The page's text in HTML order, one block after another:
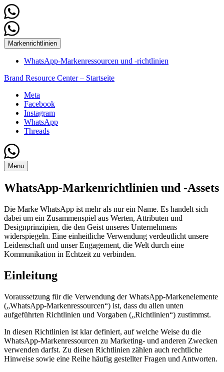
Markenrichtlinien
WhatsApp-Markenressourcen und ‑richtlinien
Brand Resource Center – Startseite
Meta
Facebook
Instagram
WhatsApp
Threads
Menu
WhatsApp-Markenrichtlinien und ‑Assets
Die Marke WhatsApp ist mehr als nur ein Name. Es handelt sich
dabei um ein Zusammenspiel aus Werten, Attributen und
Designprinzipien, die den Geist unseres Unternehmens
widerspiegeln. Eine einheitliche Verwendung verdeutlicht unsere
Leidenschaft und unser Engagement, die Welt durch eine
Kommunikation in Echtzeit zu verbinden.
Einleitung
Voraussetzung für die Verwendung der WhatsApp-Markenelemente
(„WhatsApp-Markenressourcen“) ist, dass du allen unten
aufgeführten Richtlinien und Vorgaben („Richtlinien“) zustimmst.
In diesen Richtlinien ist klar definiert, auf welche Weise du die
WhatsApp-Markenressourcen zu Marketing- und anderen Zwecken
verwenden darfst. Zu diesen Richtlinien zählen auch rechtliche
Hinweise sowie eine Reihe häufig gestellter Fragen und Antworten.